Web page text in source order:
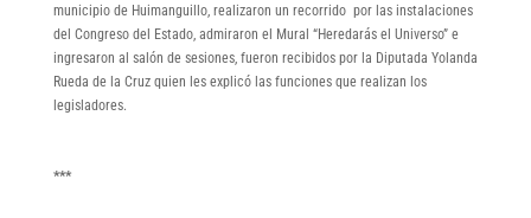
municipio de Huimanguillo, realizaron un recorrido por las instalaciones
del Congreso del Estado, admiraron el Mural “Heredarás el Universo” e
ingresaron al salón de sesiones, fueron recibidos por la Diputada Yolanda
Rueda de la Cruz quien les explicó las funciones que realizan los
legisladores.
***